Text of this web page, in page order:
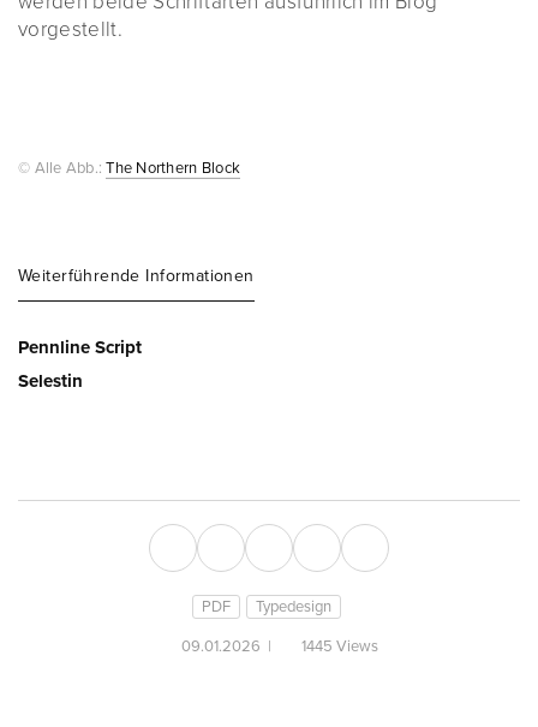
vorgestellt.
© Alle Abb.:The Northern Block
Weiterführende Informationen
Pennline Script
Selestin
PDF Typedesign
09.01.2026 | 1445 Views